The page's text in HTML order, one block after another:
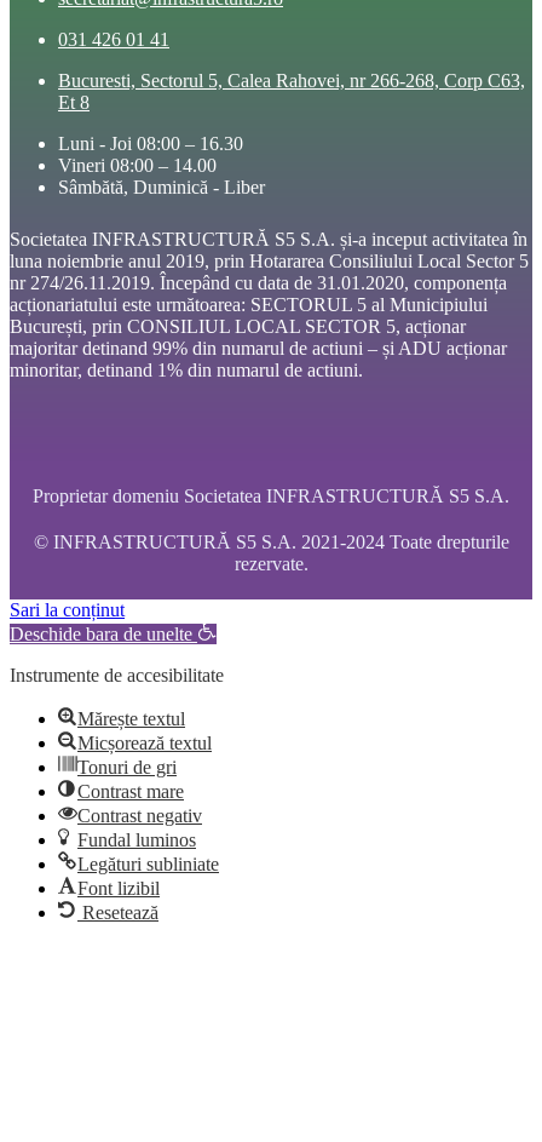
031 426 01 41
Bucuresti, Sectorul 5, Calea Rahovei, nr 266-268, Corp C63,
Et 8
Luni - Joi 08:00 – 16.30
Vineri 08:00 – 14.00
Sâmbătă, Duminică - Liber
Societatea INFRASTRUCTURĂ S5 S.A. și-a inceput activitatea în
luna noiembrie anul 2019, prin Hotararea Consiliului Local Sector 5
nr 274/26.11.2019. Începând cu data de 31.01.2020, componența
acționariatului este următoarea: SECTORUL 5 al Municipiului
București, prin CONSILIUL LOCAL SECTOR 5, acționar
majoritar detinand 99% din numarul de actiuni – și ADU acționar
minoritar, detinand 1% din numarul de actiuni.
Proprietar domeniu Societatea INFRASTRUCTURĂ S5 S.A.
© INFRASTRUCTURĂ S5 S.A. 2021-2024 Toate drepturile
rezervate.
Sari la conținut
Deschide bara de unelte
Instrumente de accesibilitate
Mărește textul
Micșorează textul
Tonuri de gri
Contrast mare
Contrast negativ
Fundal luminos
Legături subliniate
Font lizibil
Resetează